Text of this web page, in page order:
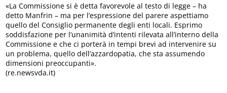
«La Commissione si è detta favorevole al testo di legge – ha
detto Manfrin – ma per l’espressione del parere aspettiamo
quello del Consiglio permanente degli enti locali. Esprimo
soddisfazione per l’unanimità d’intenti rilevata all’interno della
Commissione e che ci porterà in tempi brevi ad intervenire su
un problema, quello dell’azzardopatia, che sta assumendo
dimensioni preoccupanti».
(re.newsvda.it)